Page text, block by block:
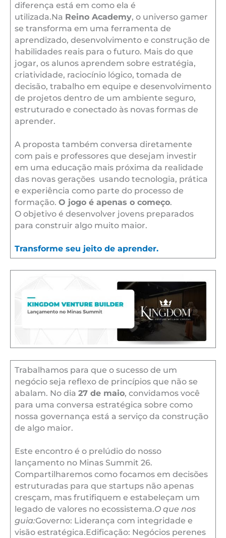
diferença está em como ela é
utilizada.Na Reino Academy, o universo gamer
se transforma em uma ferramenta de
aprendizado, desenvolvimento e construção de
habilidades reais para o futuro. Mais do que
jogar, os alunos aprendem sobre estratégia,
criatividade, raciocínio lógico, tomada de
decisão, trabalho em equipe e desenvolvimento
de projetos dentro de um ambiente seguro,
estruturado e conectado às novas formas de
aprender.
A proposta também conversa diretamente
com pais e professores que desejam investir
em uma educação mais próxima da realidade
das novas gerações usando tecnologia, prática
e experiência como parte do processo de
formação. O jogo é apenas o começo.
O objetivo é desenvolver jovens preparados
para construir algo muito maior.
Transforme seu jeito de aprender.
Trabalhamos para que o sucesso de um
negócio seja reflexo de princípios que não se
abalam. No dia 27 de maio, convidamos você
para uma conversa estratégica sobre como
nossa governança está a serviço da construção
de algo maior.
Este encontro é o prelúdio do nosso
lançamento no Minas Summit 26.
Compartilharemos como focamos em decisões
estruturadas para que startups não apenas
cresçam, mas frutifiquem e estabeleçam um
legado de valores no ecossistema.O que nos
guia:Governo: Liderança com integridade e
visão estratégica.Edificação: Negócios perenes